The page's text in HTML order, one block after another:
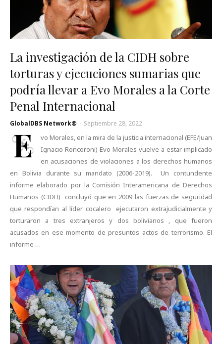
La investigación de la CIDH sobre
torturas y ejecuciones sumarias que
podría llevar a Evo Morales a la Corte
Penal Internacional
GlobalDBS Network® - Septiembre 28, 2022
E
vo Morales, en la mira de la justicia internacional (EFE/Juan
Ignacio Roncoroni) Evo Morales vuelve a estar implicado
en acusaciones de violaciones a los derechos humanos
en Bolivia durante su mandato (2006-2019). Un contundente
informe elaborado por la Comisión Interamericana de Derechos
Humanos (CIDH) concluyó que en 2009 las fuerzas de seguridad
que respondían al líder cocalero ejecutaron extrajudicialmente y
torturaron a tres extranjeros y dos bolivianos , que fueron
acusados en ese momento de presuntos actos de terrorismo. El
informe …